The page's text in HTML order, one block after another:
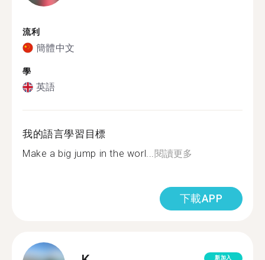
流利
簡體中文
學
英語
我的語言學習目標
Make a big jump in the worl...閱讀更多
下載APP
新加入